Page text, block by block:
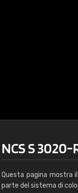
NCS S 3020-
Questa pagina mostra
parte del sistema di